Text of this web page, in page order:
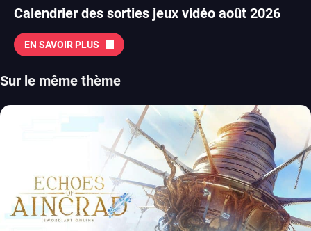
Calendrier des sorties jeux vidéo août 2026
EN SAVOIR PLUS
Sur le même thème